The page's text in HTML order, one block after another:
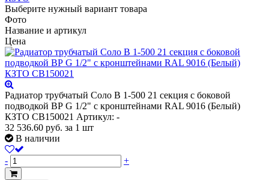
Выберите нужный вариант товара
Фото
Название и артикул
Цена
Радиатор трубчатый Соло В 1-500 21 секция с боковой
подводкой ВР G 1/2" с кронштейнами RAL 9016 (Белый)
КЗТО СВ150021 Артикул: -
32 536.60 руб. за 1 шт
В наличии
- +